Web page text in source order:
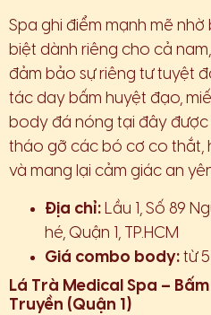
Spa ghi điểm mạnh mẽ
biệt dành riêng cho cả
đảm bảo sự riêng tư tuyệt
tác day bấm huyệt đạo,
body đá nóng tại đây
tháo gỡ các bó cơ co thắt,
và mang lại cảm giác an
Địa chỉ: Lầu 1, Số 89
hé, Quận 1, TP.HCM
Giá combo body: từ
Lá Trà Medical Spa –
Truyền (Quận 1)